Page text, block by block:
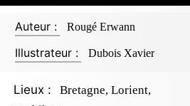
Auteur : Rougé Erwann
Illustrateur : Dubois Xavier
Lieux :
Bretagne, Lorient,